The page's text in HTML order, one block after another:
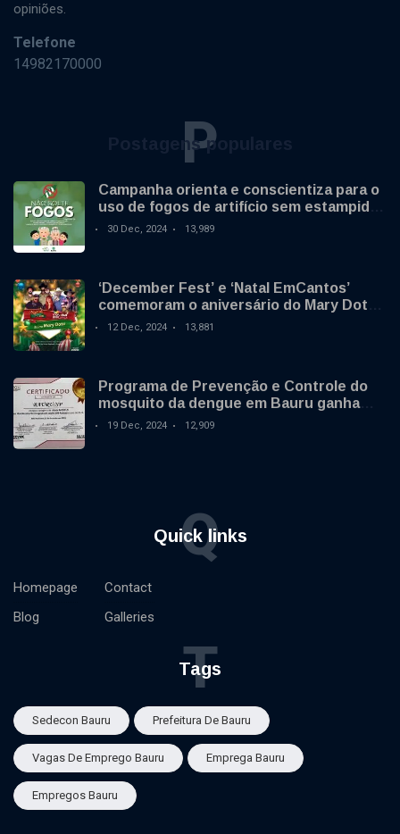
opiniões.
Telefone
14982170000
Postagens populares
P
Campanha orienta e conscientiza para o
uso de fogos de artifício sem estampido
no final de ano
30 Dec, 2024 13,989
‘December Fest’ e ‘Natal EmCantos’
comemoram o aniversário do Mary Dota
neste sábado
12 Dec, 2024 13,881
Programa de Prevenção e Controle do
mosquito da dengue em Bauru ganha
destaque nacional
19 Dec, 2024 12,909
Quick links
Q
Homepage
Blog
Contact
Galleries
Tags
T
Sedecon Bauru Prefeitura De Bauru
Vagas De Emprego Bauru Emprega Bauru
Empregos Bauru